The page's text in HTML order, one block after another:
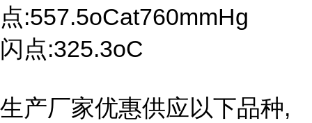
点:557.5oCat760mmHg
闪点:325.3oC
生产厂家优惠供应以下品种,